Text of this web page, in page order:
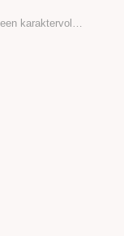
karaktervol…